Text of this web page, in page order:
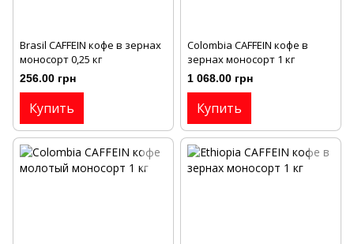
Brasil CAFFEIN кофе в зернах
моносорт 0,25 кг
256.00 грн
Купить
Colombia CAFFEIN кофе в
зернах моносорт 1 кг
1 068.00 грн
Купить